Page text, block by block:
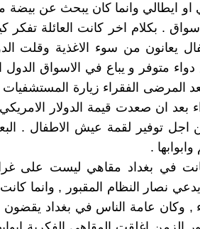
ايطالي وانما كان يبحث عن بيضة
. بكلام اخر كانت العائلة تفكر
يعانون من سوء الاغذية وقلت
متوفر و يباع في الاسواق الدول
المرضى الفقراء زيارة المستشفيات
اجل توفير لقمة عيش الاطفال .
.
في بغداد مقاهي ليست على
نصار النظام المقبور , وانما
, وكان عامة الناس في بغداد